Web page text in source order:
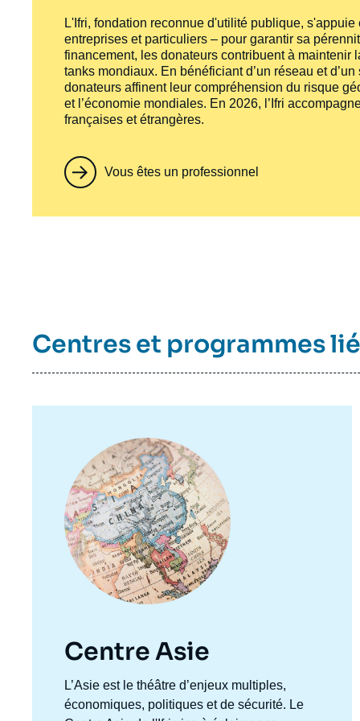
L'Ifri, fondation reconnue d'utilité publique,
entreprises et particuliers – pour garantir sa
financement, les donateurs contribuent à maintenir
tanks mondiaux. En bénéficiant d’un réseau et
donateurs affinent leur compréhension du risque
et l’économie mondiales. En 2026, l’Ifri
françaises et étrangères.
Vous êtes un professionnel
Centres et programmes
principale
Centre Asie
Accroche
centre
L’Asie est le théâtre d’enjeux multiples,
économiques, politiques et de sécurité. Le